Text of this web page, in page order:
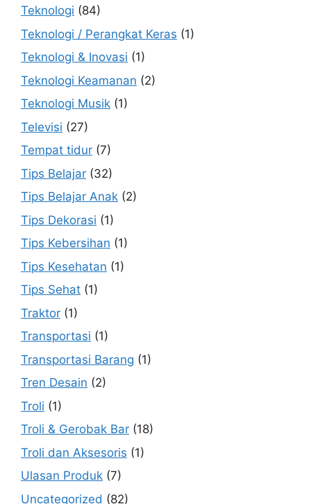
Teknologi (84)
Teknologi / Perangkat Keras (1)
Teknologi & Inovasi (1)
Teknologi Keamanan (2)
Teknologi Musik (1)
Televisi (27)
Tempat tidur (7)
Tips Belajar (32)
Tips Belajar Anak (2)
Tips Dekorasi (1)
Tips Kebersihan (1)
Tips Kesehatan (1)
Tips Sehat (1)
Traktor (1)
Transportasi (1)
Transportasi Barang (1)
Tren Desain (2)
Troli (1)
Troli & Gerobak Bar (18)
Troli dan Aksesoris (1)
Ulasan Produk (7)
Uncategorized (82)